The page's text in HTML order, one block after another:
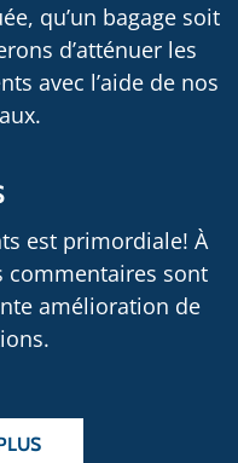
qu’un bagage soit
d’atténuer les
avec l’aide de nos
est primordiale! À
commentaires sont
amélioration de